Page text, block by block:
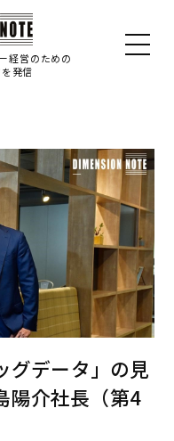
経営のための
発信
グデータ」の見
介社長（第4